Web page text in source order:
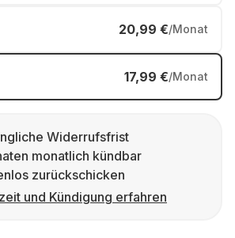
20,99 €/Monat
17,99 €/Monat
Widerrufsfrist
monatlich kündbar
zurückschicken
und Kündigung erfahren